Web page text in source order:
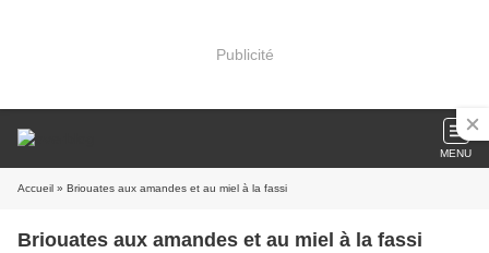
Publicité
MENU
Accueil » Briouates aux amandes et au miel à la fassi
Briouates aux amandes et au miel à la fassi